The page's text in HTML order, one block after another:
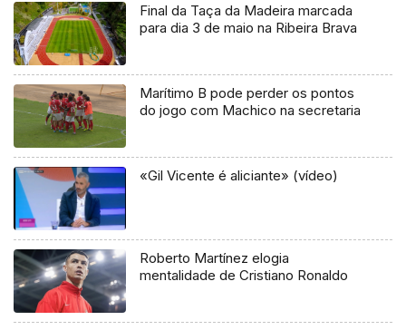
Final da Taça da Madeira marcada
para dia 3 de maio na Ribeira Brava
Marítimo B pode perder os pontos
do jogo com Machico na secretaria
«Gil Vicente é aliciante» (vídeo)
Roberto Martínez elogia
mentalidade de Cristiano Ronaldo